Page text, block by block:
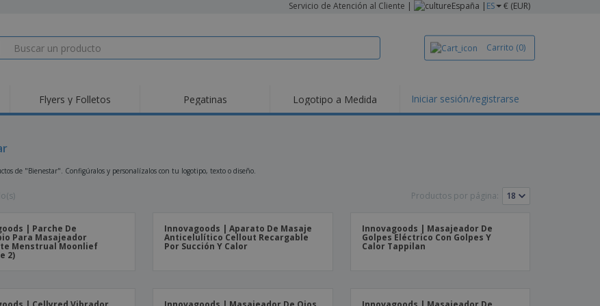
Servicio de Atención al Cliente | España | ES € (EUR)
Carrito (0)
Flyers y Folletos Pegatinas Logotipo a Medida Iniciar sesión/registrarse
de "Bienestar". Configúralos y personalízalos con tu logotipo, texto o diseño.
Productos por página:
| Parche De
Para Masajeador
Menstrual Moonlief
2)
Innovagoods | Aparato De Masaje
Anticelulítico Cellout Recargable
Por Succión Y Calor
Innovagoods | Masajeador De
Golpes Eléctrico Con Golpes Y
Calor Tappilan